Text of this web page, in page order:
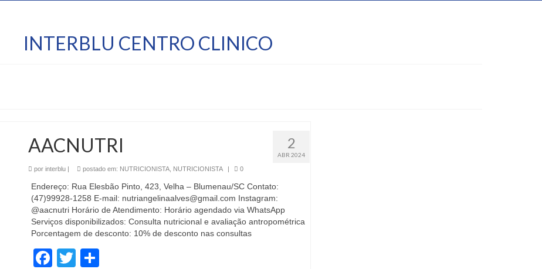
INTERBLU CENTRO CLINICO
2
ABR 2024
AACNUTRI
por interblu| postado em: NUTRICIONISTA, NUTRICIONISTA | 0
Endereço: Rua Elesbão Pinto, 423, Velha – Blumenau/SC Contato:
(47)99928-1258 E-mail: nutriangelinaalves@gmail.com Instagram:
@aacnutri Horário de Atendimento: Horário agendado via WhatsApp
Serviços disponibilizados: Consulta nutricional e avaliação antropométrica
Porcentagem de desconto: 10% de desconto nas consultas
Facebook
Twitter